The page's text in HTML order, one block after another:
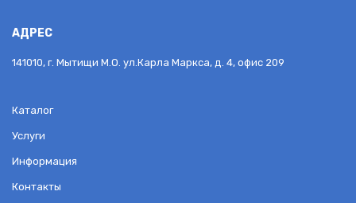
АДРЕС
141010, г. Мытищи М.О. ул.Карла Маркса, д. 4, офис 209
Каталог
Услуги
Информация
Контакты